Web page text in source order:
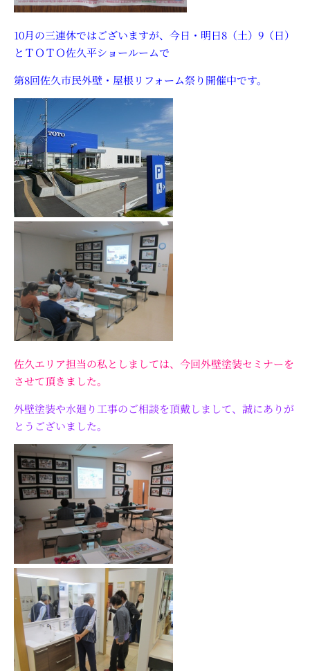
10月の三連休ではございますが、今日・明日8（土）9（日）
とＴＯＴＯ佐久平ショールームで
第8回佐久市民外壁・屋根リフォーム祭り開催中です。
佐久エリア担当の私としましては、今回外壁塗装セミナーを
させて頂きました。
外壁塗装や水廻り工事のご相談を頂戴しまして、誠にありが
とうございました。